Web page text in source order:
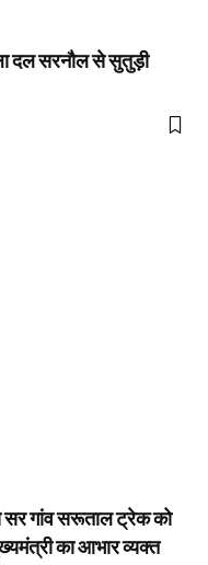
दल सरनौल से सुतुड़ी
सर गांव सरूताल ट्रेक को
का आभार व्यक्त